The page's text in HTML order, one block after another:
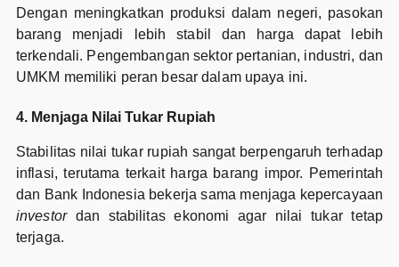
Dengan meningkatkan produksi dalam negeri, pasokan
barang menjadi lebih stabil dan harga dapat lebih
terkendali. Pengembangan sektor pertanian, industri, dan
UMKM memiliki peran besar dalam upaya ini.
4. Menjaga Nilai Tukar Rupiah
Stabilitas nilai tukar rupiah sangat berpengaruh terhadap
inflasi, terutama terkait harga barang impor. Pemerintah
dan Bank Indonesia bekerja sama menjaga kepercayaan
investor dan stabilitas ekonomi agar nilai tukar tetap
terjaga.